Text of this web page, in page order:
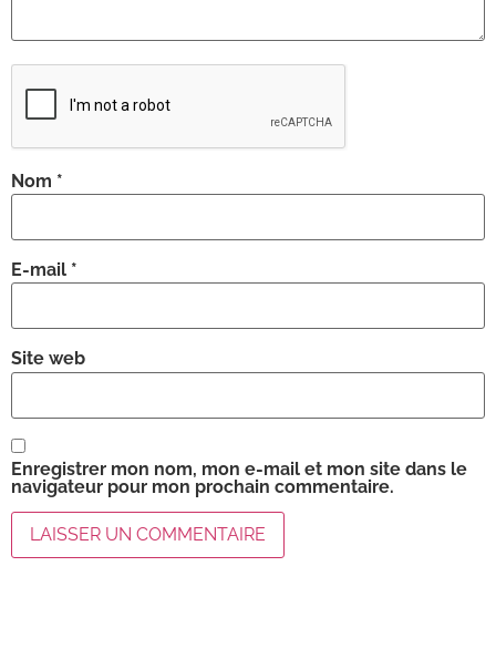
Nom *
E-mail *
Site web
Enregistrer mon nom, mon e-mail et mon site dans le
navigateur pour mon prochain commentaire.